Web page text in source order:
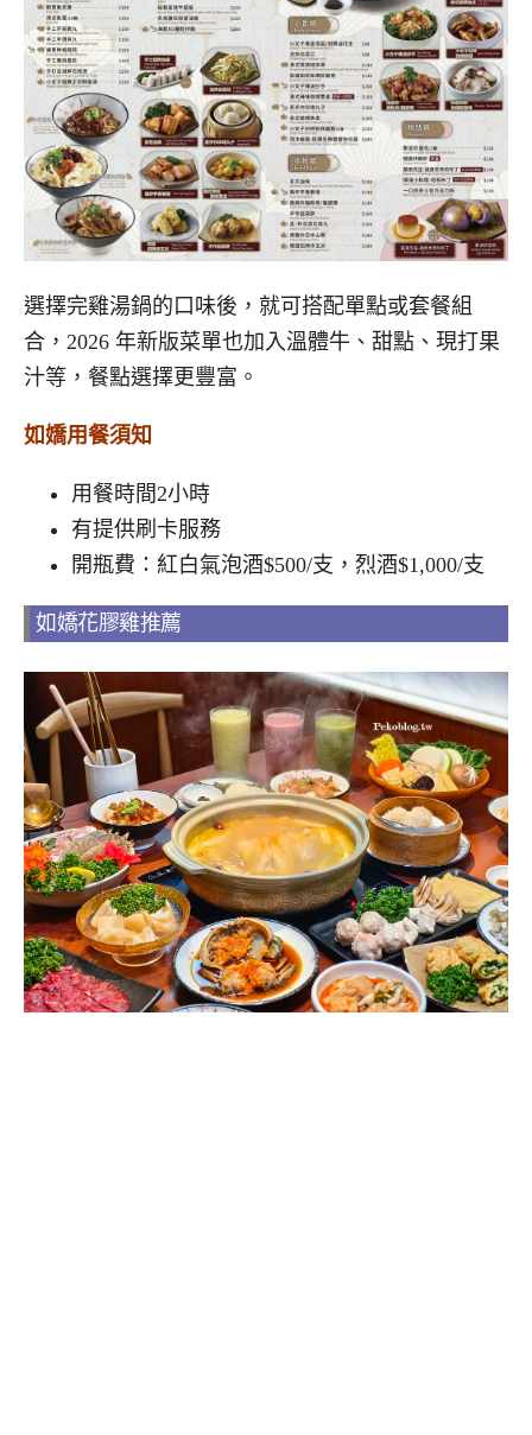
選擇完雞湯鍋的口味後，就可搭配單點或套餐組
合，2026 年新版菜單也加入溫體牛、甜點、現打果
汁等，餐點選擇更豐富。
如嬌用餐須知
用餐時間2小時
有提供刷卡服務
開瓶費：紅白氣泡酒$500/支，烈酒$1,000/支
如嬌花膠雞推薦